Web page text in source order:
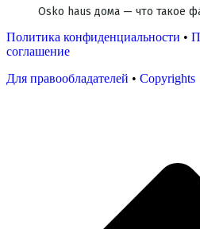
Osko haus дома — что такое
Политика конфиденциальности •
соглашение
Для правообладателей • Copyrights